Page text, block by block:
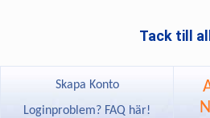
Tack till
Skapa Konto
Loginproblem? FAQ här!